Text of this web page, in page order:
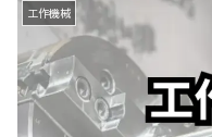
工作機械